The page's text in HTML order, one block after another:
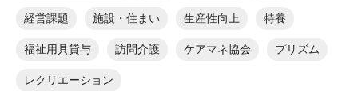
経営課題 施設・住まい 生産性向上 特養
福祉用具貸与 訪問介護 ケアマネ協会 プリズム
レクリエーション